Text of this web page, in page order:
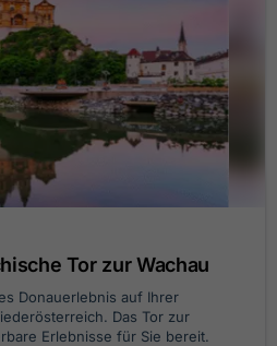
Tor zur Wachau
Donauerlebnis auf Ihrer
Das Tor zur
Erlebnisse für Sie bereit.